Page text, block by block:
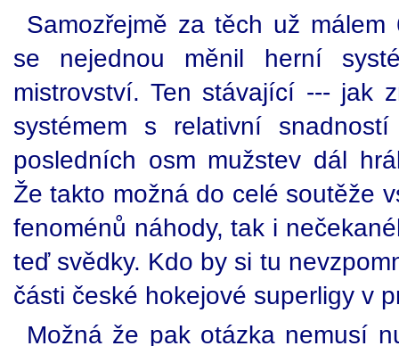
Samozřejmě za těch už
se nejednou měnil herní
mistrovství. Ten stávající --- jak
systémem s relativní
posledních osm mužstev dál
Že takto možná do celé soutěže
fenoménů náhody, tak i
teď svědky. Kdo by si tu
části české hokejové superligy v
Možná že pak otázka nemusí